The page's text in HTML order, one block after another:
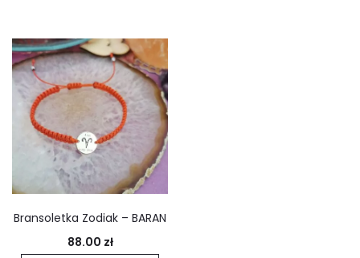
Bransoletka Zodiak – BARAN
88.00 zł